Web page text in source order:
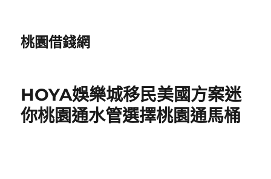
桃園借錢網
HOYA娛樂城移民美國方案迷
你桃園通水管選擇桃園通馬桶